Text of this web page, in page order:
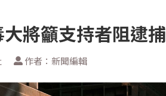
將籲支持者阻逮捕
作者：新聞編輯